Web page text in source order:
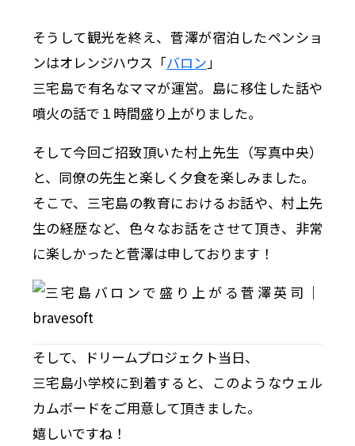
そうして観光を終え、菅澤が宿泊したペンショ
ンはオレンジハウス「バロン」
三宅島で有名なママが運営。島に移住した話や
噴火の話で１時間盛り上がりました。
そして今回ご招致頂いた村上先生（写真中央）
と、同僚の先生と楽しく夕食を楽しみました。
そこで、三宅島の教育におけるお話や、村上先
生の経歴など、色々なお話をさせて頂き、非常
に楽しかったと菅澤は申しております！
そして、ドリームプロジェクト当日、
三宅島小学校に到着すると、このようなウェル
カムボードをご用意して頂きました。
嬉しいですね！